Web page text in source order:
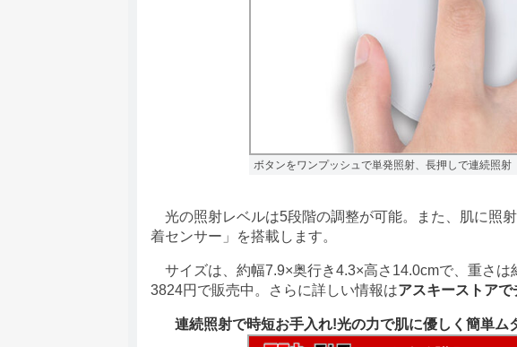
ボタンをワンプッシュで単発照射、長押しで連続照射
光の照射レベルは5段階の調整が可能。また、肌に照
着センサー」を搭載します。
サイズは、約幅7.9×奥行き4.3×高さ14.0cmで、重さは
3824円で販売中。さらに詳しい情報はアスキーストアで
連続照射で時短お手入れ!光の力で肌に優しく簡単